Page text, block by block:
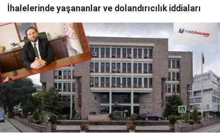
İhalelerinde yaşananlar ve dolandırıcılık iddiaları